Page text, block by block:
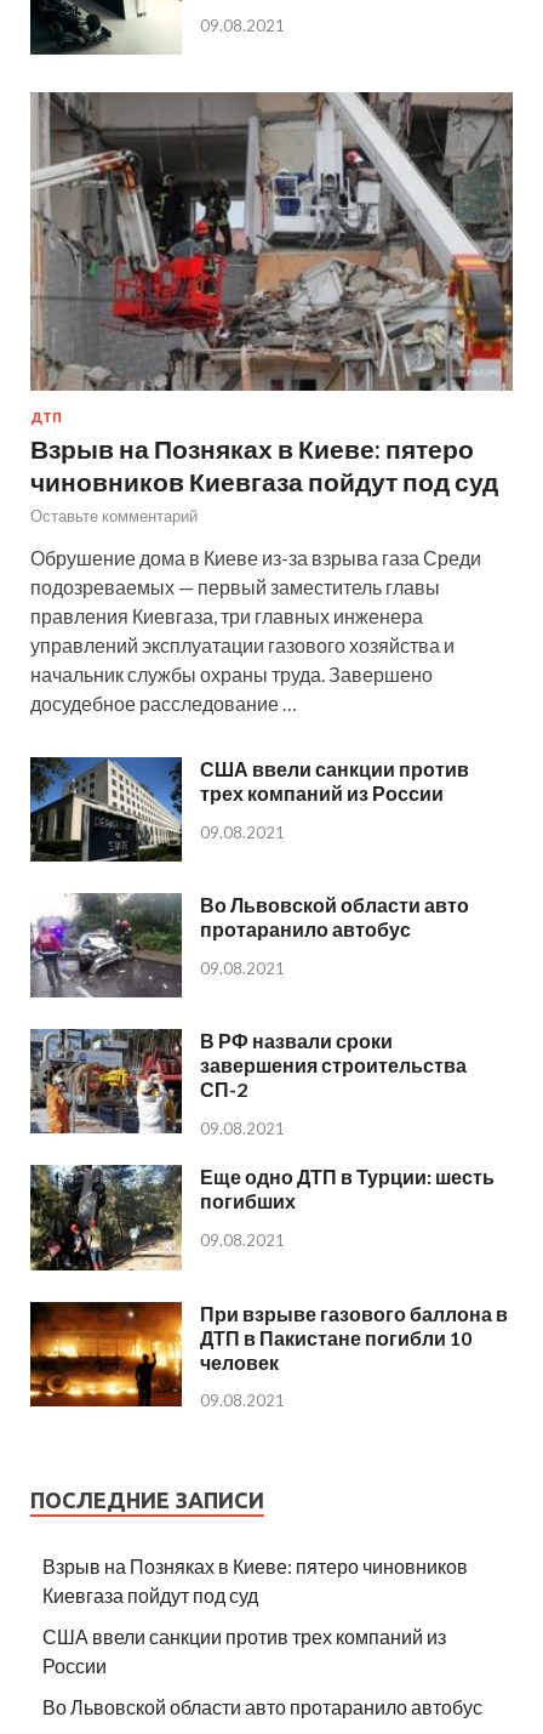
09.08.2021
ДТП
Взрыв на Позняках в Киеве: пятеро
чиновников Киевгаза пойдут под суд
Оставьте комментарий
Обрушение дома в Киеве из-за взрыва газа Среди
подозреваемых — первый заместитель главы
правления Киевгаза, три главных инженера
управлений эксплуатации газового хозяйства и
начальник службы охраны труда. Завершено
досудебное расследование …
США ввели санкции против
трех компаний из России
09.08.2021
Во Львовской области авто
протаранило автобус
09.08.2021
В РФ назвали сроки
завершения строительства
СП-2
09.08.2021
Еще одно ДТП в Турции: шесть
погибших
09.08.2021
При взрыве газового баллона в
ДТП в Пакистане погибли 10
человек
09.08.2021
ПОСЛЕДНИЕ ЗАПИСИ
Взрыв на Позняках в Киеве: пятеро чиновников
Киевгаза пойдут под суд
США ввели санкции против трех компаний из
России
Во Львовской области авто протаранило автобус